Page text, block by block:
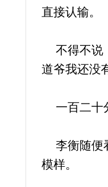
直接认输。
不得不说
道爷我还没
一百二十
李衡随便
模样。